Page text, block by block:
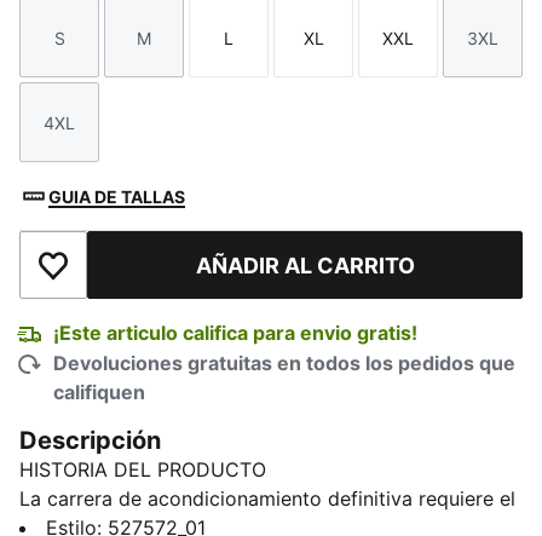
Talla
S
Talla
M
Talla
L
Talla
XL
Talla
XXL
Talla
3XL
Talla
4XL
GUIA DE TALLAS
Añadir a la lista de deseosAÑADIR AL CARRITO
¡Este articulo califica para envio gratis!
Devoluciones gratuitas en todos los pedidos que
califiquen
Descripción
HISTORIA DEL PRODUCTO
La carrera de acondicionamiento definitiva requiere el
equipo definitivo. PUMA x HYROX vuelve una vez más
Estilo: 527572_01